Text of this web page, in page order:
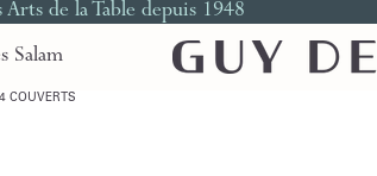
Arts de la Table depuis 1948
Salam
COUVERTS